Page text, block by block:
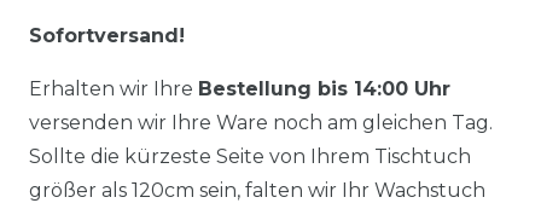
Sofortversand!
Erhalten wir Ihre Bestellung bis 14:00 Uhr
versenden wir Ihre Ware noch am gleichen Tag.
Sollte die kürzeste Seite von Ihrem Tischtuch
größer als 120cm sein, falten wir Ihr Wachstuch